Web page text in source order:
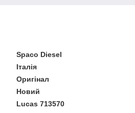
Spaco Diesel
Італія
Оригінал
Новий
Lucas 713570